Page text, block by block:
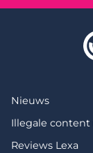
Nieuws
Illegale
Reviews Lexa